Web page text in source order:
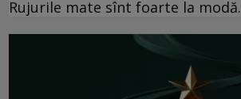
Rujurile mate sînt foarte la modă.